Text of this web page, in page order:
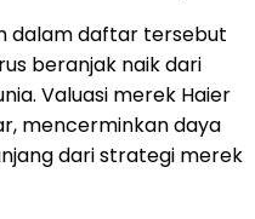
dalam daftar tersebut
beranjak naik dari
Valuasi merek Haier
mencerminkan daya
dari strategi merek